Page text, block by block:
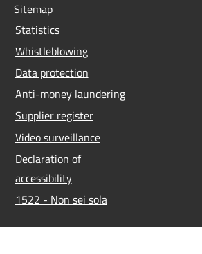
Sitemap
Statistics
Whistleblowing
Data protection
Anti-money laundering
Supplier register
Video surveillance
Declaration of
accessibility
1522 - Non sei sola